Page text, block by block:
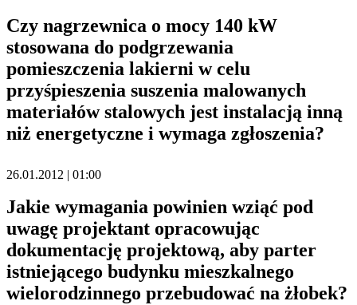
Czy nagrzewnica o mocy 140 kW
stosowana do podgrzewania
pomieszczenia lakierni w celu
przyśpieszenia suszenia malowanych
materiałów stalowych jest instalacją inną
niż energetyczne i wymaga zgłoszenia?
26.01.2012 | 01:00
Jakie wymagania powinien wziąć pod
uwagę projektant opracowując
dokumentację projektową, aby parter
istniejącego budynku mieszkalnego
wielorodzinnego przebudować na żłobek?